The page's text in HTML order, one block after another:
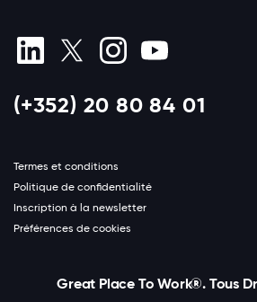
(+352) 20 80 84 01
Termes et conditions
Politique de confidentialité
Inscription à la newsletter
Préférences de cookies
Great Place To Work®. Tous